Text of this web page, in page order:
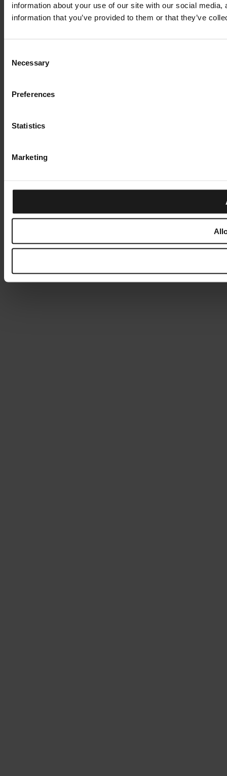
information about your use of our site with our social
information that you’ve provided to them or that they’ve
Selection
Necessary
Preferences
Statistics
Marketing